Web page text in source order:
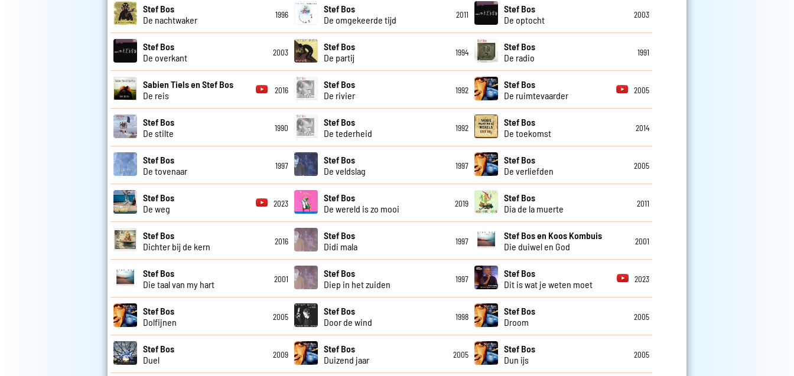
Stef Bos
De nachtwaker
1996
Stef Bos
De omgekeerde tijd
2011
Stef Bos
De optocht
2003
Stef Bos
De overkant
2003
Stef Bos
De partij
1994
Stef Bos
De radio
1991
Sabien Tiels en Stef Bos
De reis
2016
Stef Bos
De rivier
1992
Stef Bos
De ruimtevaarder
2005
Stef Bos
De stilte
1990
Stef Bos
De tederheid
1992
Stef Bos
De toekomst
2014
Stef Bos
De tovenaar
1997
Stef Bos
De veldslag
1997
Stef Bos
De verliefden
2005
Stef Bos
De weg
2023
Stef Bos
De wereld is zo mooi
2019
Stef Bos
Dia de la muerte
2011
Stef Bos
Dichter bij de kern
2016
Stef Bos
Didi mala
1997
Stef Bos en Koos Kombuis
Die duiwel en God
2001
Stef Bos
Die taal van my hart
2001
Stef Bos
Diep in het zuiden
1997
Stef Bos
Dit is wat je weten moet
2023
Stef Bos
Dolfijnen
2005
Stef Bos
Door de wind
1998
Stef Bos
Droom
2005
Stef Bos
Duel
2009
Stef Bos
Duizend jaar
2005
Stef Bos
Dun ijs
2005